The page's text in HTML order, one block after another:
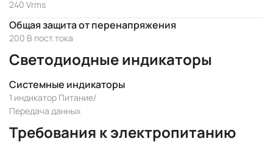
240 Vrms
Общая защита от перенапряжения
200 В пост.тока
Светодиодные индикаторы
Системные индикаторы
1 индикатор Питание/
Передача данных
Требования к электропитанию